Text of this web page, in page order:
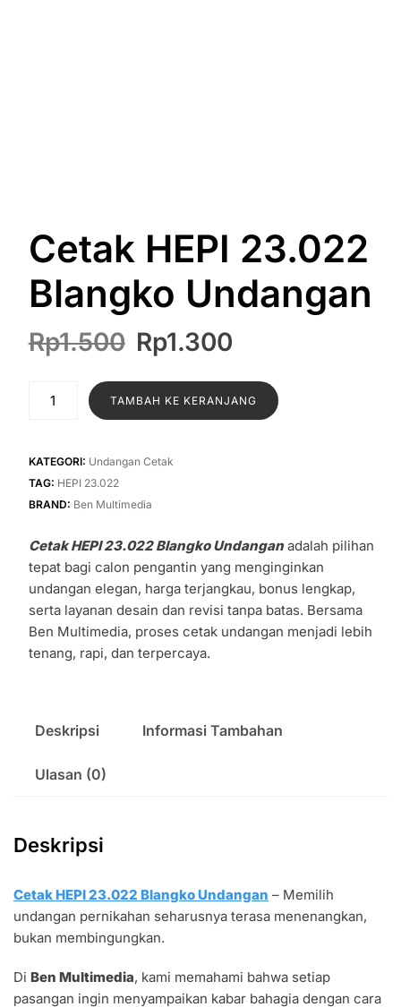
Cetak HEPI 23.022
Blangko Undangan
Rp1.500 Harga
aslinya
adalah:
Rp1.500.
Rp1.300
ini
adalah:
Kuantitas
23.022
Blangko
Undangan
TAMBAH KE KERANJANG
KATEGORI: Undangan Cetak
TAG: HEPI 23.022
BRAND: Ben Multimedia
Cetak HEPI 23.022 Blangko Undanganadalah pilihan
tepat bagi calon pengantin yang menginginkan
undangan elegan, harga terjangkau, bonus lengkap,
serta layanan desain dan revisi tanpa batas. Bersama
Ben Multimedia, proses cetak undangan menjadi lebih
tenang, rapi, dan terpercaya.
Deskripsi Informasi Tambahan
Ulasan (0)
Deskripsi
Cetak HEPI 23.022 Blangko Undangan – Memilih
undangan pernikahan seharusnya terasa menenangkan,
bukan membingungkan.
Di Ben Multimedia, kami memahami bahwa setiap
pasangan ingin menyampaikan kabar bahagia dengan cara